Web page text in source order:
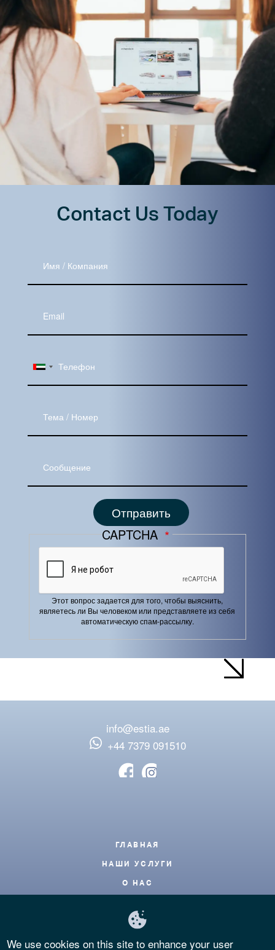
Contact Us Today
Компания
Email
CAPTCHA
Этот вопрос задается для того, чтобы выяснить,
являетесь ли Вы человеком или представляете из себя
автоматическую спам-рассылку.
info@estia.ae
‪+44 7379 091510
Footer
ГЛАВНАЯ
НАШИ УСЛУГИ
О НАС
КОНТАКТЫ
ЧАСТЫЕ ВОПРОСЫ
We use cookies on this site to enhance your user